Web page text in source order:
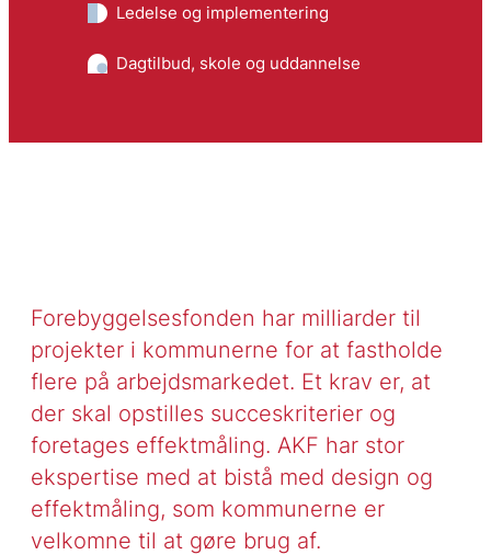
Ledelse og implementering
Dagtilbud, skole og uddannelse
Forebyggelsesfonden har milliarder til
projekter i kommunerne for at fastholde
flere på arbejdsmarkedet. Et krav er, at
der skal opstilles succeskriterier og
foretages effektmåling. AKF har stor
ekspertise med at bistå med design og
effektmåling, som kommunerne er
velkomne til at gøre brug af.